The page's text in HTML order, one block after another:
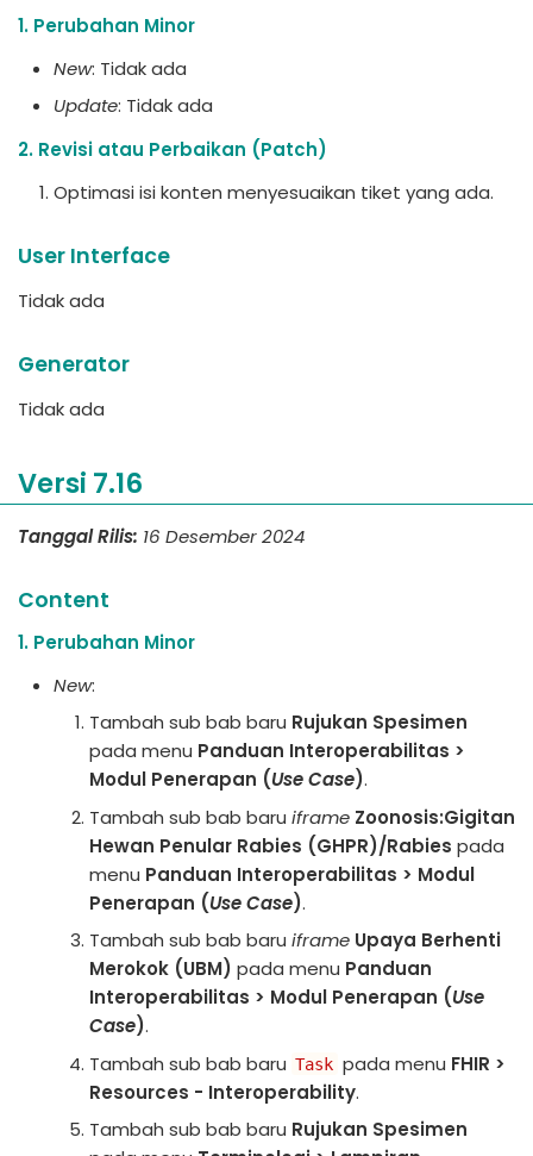
1. Perubahan Minor
New: Tidak ada
Update: Tidak ada
2. Revisi atau Perbaikan (Patch)
Optimasi isi konten menyesuaikan tiket yang ada.
User Interface
Tidak ada
Generator
Tidak ada
Versi 7.16
Tanggal Rilis: 16 Desember 2024
Content
1. Perubahan Minor
New:
Tambah sub bab baru Rujukan Spesimen
pada menu Panduan Interoperabilitas >
Modul Penerapan (Use Case).
Tambah sub bab baru iframe Zoonosis:Gigitan
Hewan Penular Rabies (GHPR)/Rabies pada
menu Panduan Interoperabilitas > Modul
Penerapan (Use Case).
Tambah sub bab baru iframe Upaya Berhenti
Merokok (UBM) pada menu Panduan
Interoperabilitas > Modul Penerapan (Use
Case).
Tambah sub bab baru Task pada menu FHIR >
Resources - Interoperability.
Tambah sub bab baru Rujukan Spesimen